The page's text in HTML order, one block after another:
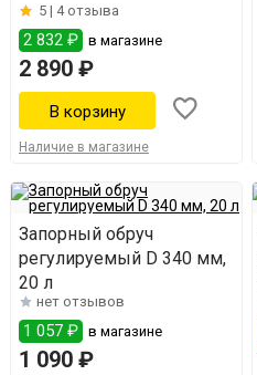
5 | 4 отзыва
2 832 ₽ в магазине
2 890 ₽
Наличие в магазине
Запорный обруч
регулируемый D 340 мм,
20 л
нет отзывов
1 057 ₽ в магазине
1 090 ₽